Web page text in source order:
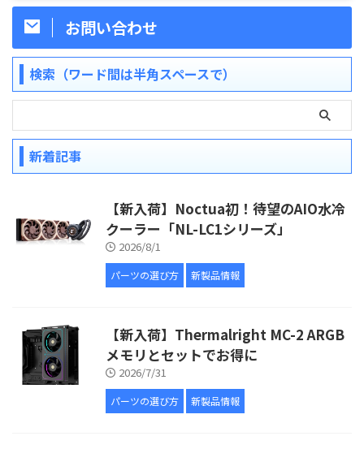
お問い合わせ
検索（ワード間は半角スペースで）
新着記事
【新入荷】Noctua初！待望のAIO水冷
クーラー「NL-LC1シリーズ」
2026/8/1
パーツの選び方 新製品情報
【新入荷】Thermalright MC-2 ARGB
メモリとセットでお得に
2026/7/31
パーツの選び方 新製品情報